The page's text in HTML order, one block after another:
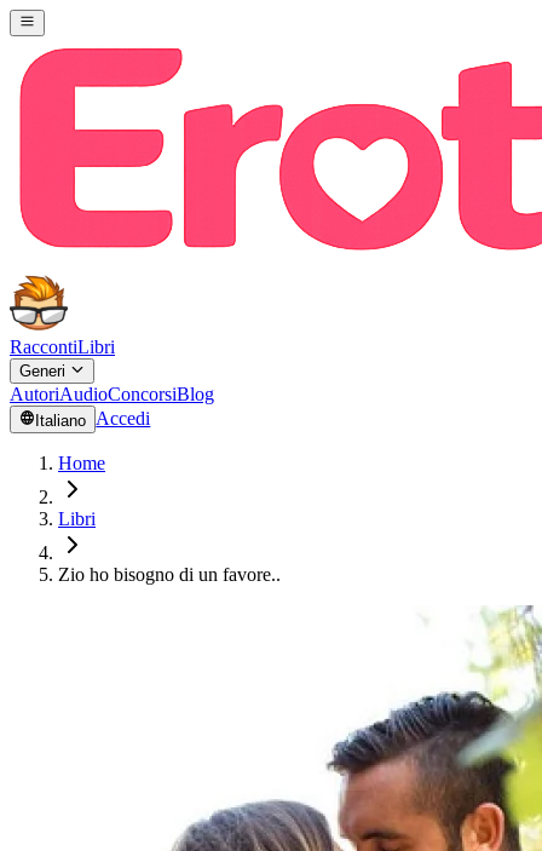
RaccontiLibri
Generi
AutoriAudioConcorsiBlog
Italiano Accedi
Home
Libri
Zio ho bisogno di un favore..